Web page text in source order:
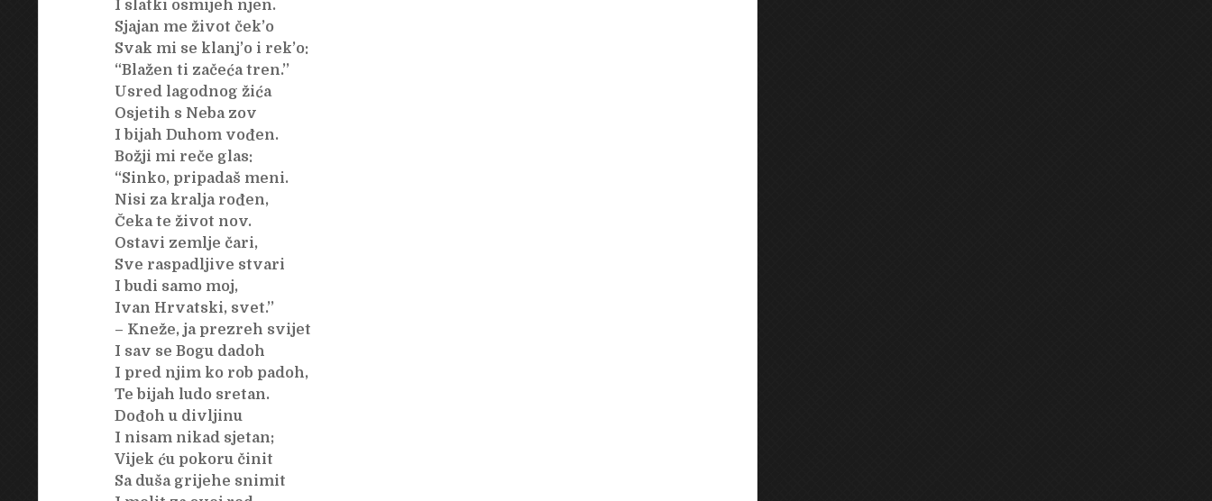
I slatki osmijeh njen.
Sjajan me život ček’o
Svak mi se klanj’o i rek’o:
“Blažen ti začeća tren.’’
Usred lagodnog žića
Osjetih s Neba zov
I bijah Duhom vođen.
Božji mi reče glas:
“Sinko, pripadaš meni.
Nisi za kralja rođen,
Čeka te život nov.
Ostavi zemlje čari,
Sve raspadljive stvari
I budi samo moj,
Ivan Hrvatski, svet.’’
– Kneže, ja prezreh svijet
I sav se Bogu dadoh
I pred njim ko rob padoh,
Te bijah ludo sretan.
Dođoh u divljinu
I nisam nikad sjetan;
Vijek ću pokoru činit
Sa duša grijehe snimit